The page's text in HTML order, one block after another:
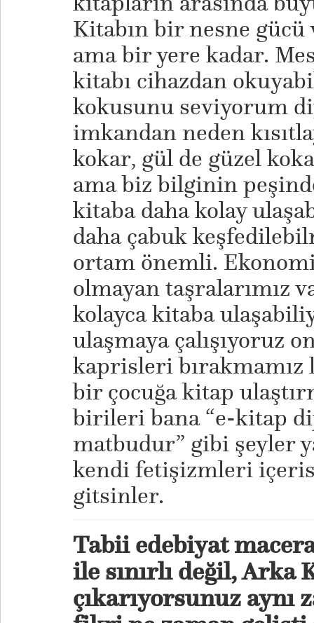
Kitabın bir nesne
ama bir yere kadar.
kitabı cihazdan
kokusunu seviyorum
imkandan neden
kokar, gül de güzel
ama biz bilginin
kitaba daha kolay
daha çabuk
ortam önemli.
olmayan taşralarımız
kolayca kitaba
ulaşmaya çalışıyoruz
kaprisleri bırakmamız
bir çocuğa kitap
birileri bana “e-kitap
matbudur” gibi şeyler
kendi fetişizmleri
gitsinler.
Tabii edebiyat
ile sınırlı değil, Arka
çıkarıyorsunuz aynı